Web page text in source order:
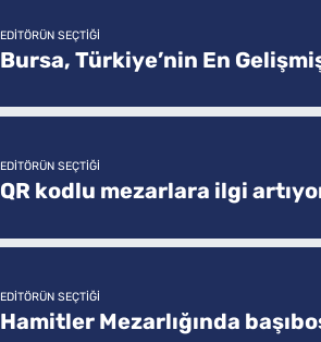
EDITÖRÜN SEÇTIĞI
Bursa, Türkiye’nin En
EDITÖRÜN SEÇTIĞI
QR kodlu mezarlara ilgi
EDITÖRÜN SEÇTIĞI
Hamitler Mezarlığında